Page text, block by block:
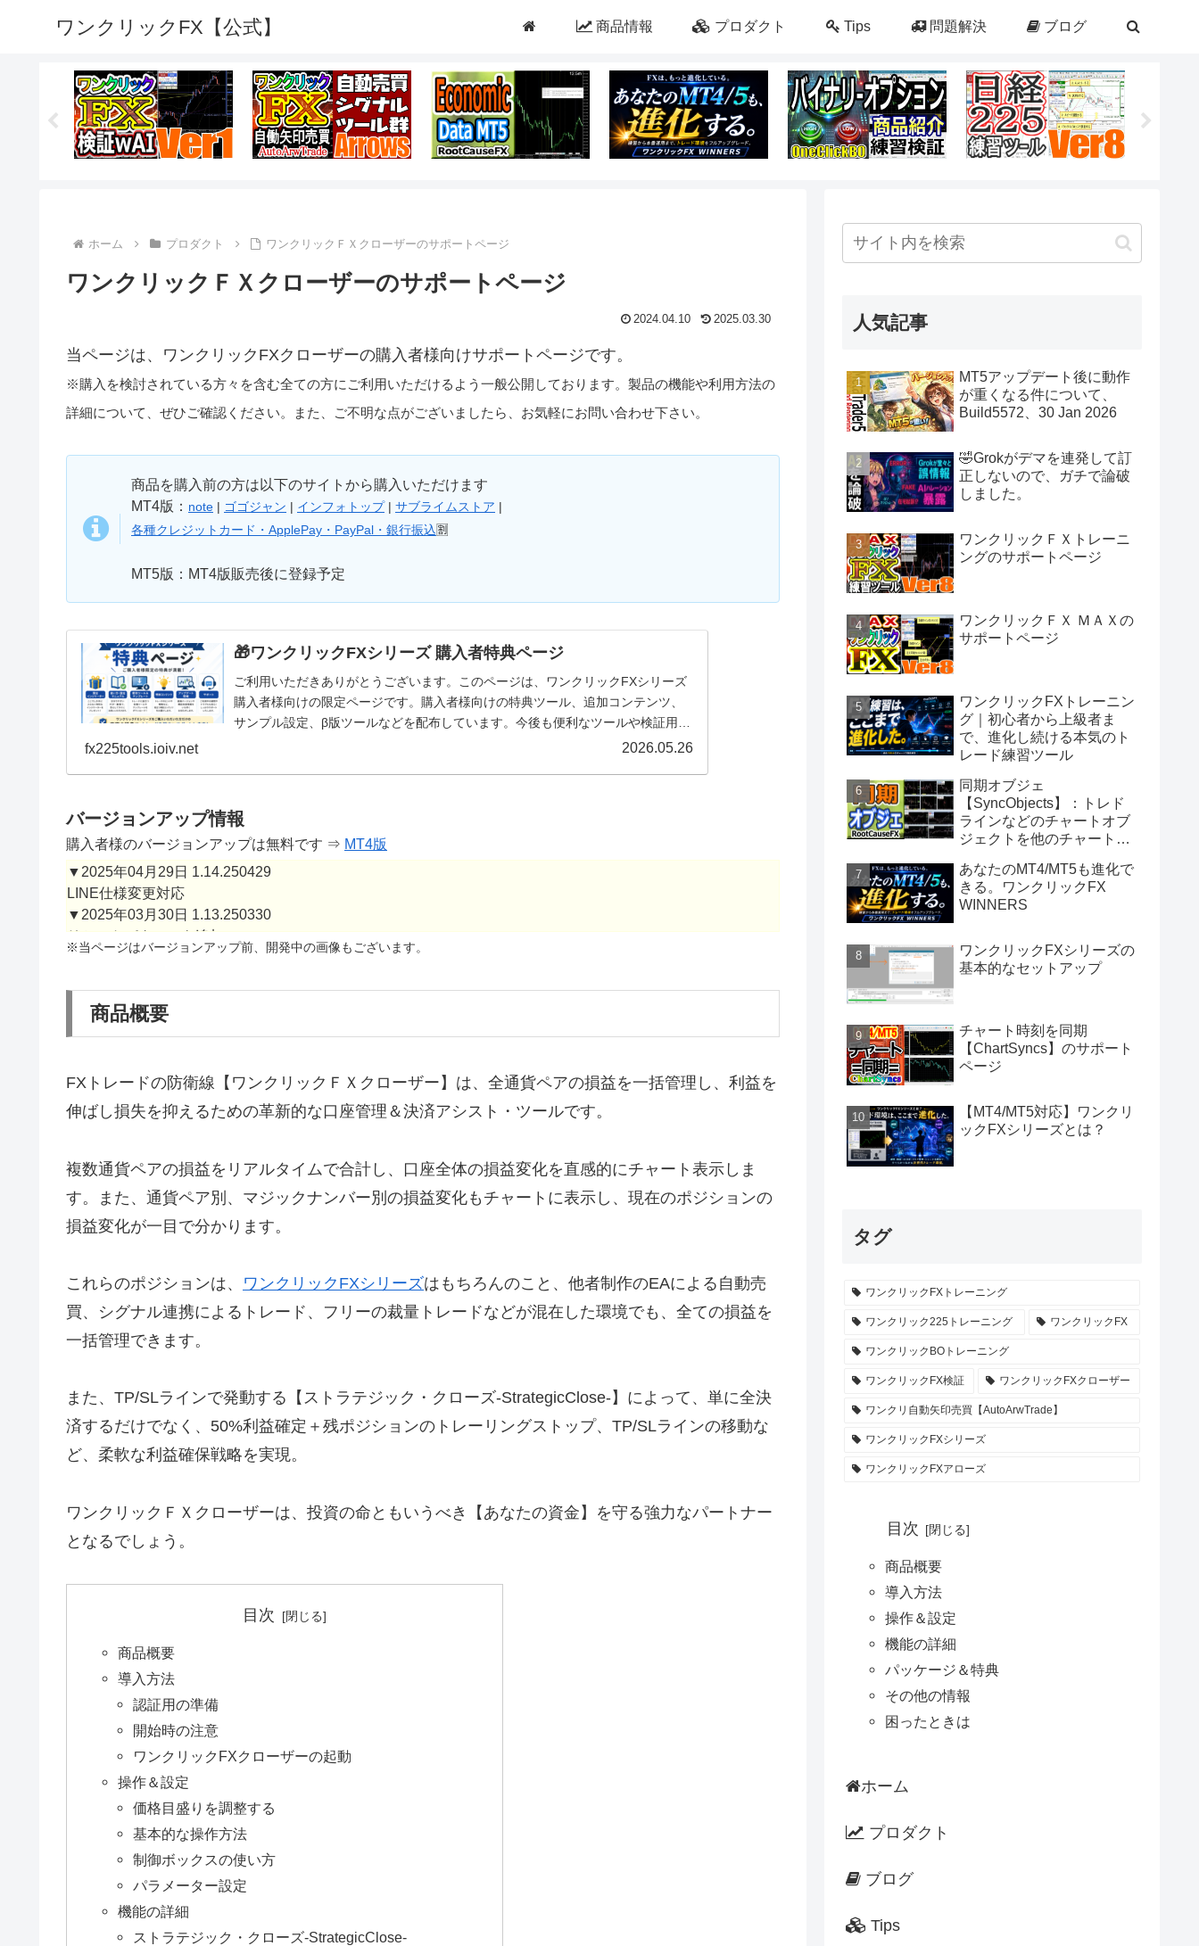
ワンクリックFX【公式】 商品情報 プロダクト Tips 問題解決 ブログ
ホーム プロダクト ワンクリックＦＸクローザーのサポートページ
ワンクリックＦＸクローザーのサポートページ
2024.04.10 2025.03.30
当ページは、ワンクリックFXクローザーの購入者様向けサポートページです。
※購入を検討されている方々を含む全ての方にご利用いただけるよう一般公開しております。製品の機能や利用方法の
詳細について、ぜひご確認ください。また、ご不明な点がございましたら、お気軽にお問い合わせ下さい。
商品を購入前の方は以下のサイトから購入いただけます
MT4版： note ゴゴジャン インフォトップ サブライムストア
各種クレジットカード・ApplePay・PayPal・銀行振込 🈹
MT5版：MT4版販売後に登録予定
🎁ワンクリックFXシリーズ 購入者特典ページ
ご利用いただきありがとうございます。このページは、ワンクリックFXシリーズ
購入者様向けの限定ページです。購入者様向けの特典ツール、追加コンテンツ、
サンプル設定、β版ツールなどを配布しています。今後も便利なツールや検証用コ
fx225tools.ioiv.net 2026.05.26
バージョンアップ情報
購入者様のバージョンアップは無料です ⇒ MT4版
▼2025年04月29日 1.14.250429
LINE仕様変更対応
▼2025年03月30日 1.13.250330
リセットパターンを追加
▼２０２４年０４月１１日 v1.10
※当ページはバージョンアップ前、開発中の画像もございます。
商品概要
FXトレードの防衛線【ワンクリックＦＸクローザー】は、全通貨ペアの損益を一括管理し、利益を
伸ばし損失を抑えるための革新的な口座管理＆決済アシスト・ツールです。
複数通貨ペアの損益をリアルタイムで合計し、口座全体の損益変化を直感的にチャート表示しま
す。また、通貨ペア別、マジックナンバー別の損益変化もチャートに表示し、現在のポジションの
損益変化が一目で分かります。
これらのポジションは、 ワンクリックFXシリーズはもちろんのこと、他者制作のEAによる自動売
買、シグナル連携によるトレード、フリーの裁量トレードなどが混在した環境でも、全ての損益を
一括管理できます。
また、TP/SLラインで発動する【ストラテジック・クローズ-StrategicClose-】によって、単に全決
済するだけでなく、50%利益確定＋残ポジションのトレーリングストップ、TP/SLラインの移動な
ど、柔軟な利益確保戦略を実現。
ワンクリックＦＸクローザーは、投資の命ともいうべき【あなたの資金】を守る強力なパートナー
となるでしょう。
目次
商品概要
導入方法
認証用の準備
開始時の注意
ワンクリックFXクローザーの起動
操作＆設定
価格目盛りを調整する
基本的な操作方法
制御ボックスの使い方
パラメーター設定
機能の詳細
ストラテジック・クローズ-StrategicClose-
人気記事
MT5アップデート後に動作
が重くなる件について、
Build5572、30 Jan 2026
🤣Grokがデマを連発して訂
正しないので、ガチで論破
しました。
ワンクリックＦＸトレーニ
ングのサポートページ
ワンクリックＦＸ ＭＡＸの
サポートページ
ワンクリックFXトレーニン
グ｜初心者から上級者ま
で、進化し続ける本気のト
レード練習ツール
同期オブジェ
【SyncObjects】：トレド
ラインなどのチャートオブ
ジェクトを他のチャートに
あなたのMT4/MT5も進化で
きる。ワンクリックFX
WINNERS
ワンクリックFXシリーズの
基本的なセットアップ
チャート時刻を同期
【ChartSyncs】のサポート
ページ
【MT4/MT5対応】ワンクリ
ックFXシリーズとは？
タグ
ワンクリックFXトレーニング
ワンクリック225トレーニング ワンクリックFX
ワンクリックBOトレーニング
ワンクリックFX検証 ワンクリックFXクローザー
ワンクリ自動矢印売買【AutoArwTrade】
ワンクリックFXシリーズ
ワンクリックFXアローズ
目次
商品概要
導入方法
操作＆設定
機能の詳細
パッケージ＆特典
その他の情報
困ったときは
ホーム
プロダクト
ブログ
Tips